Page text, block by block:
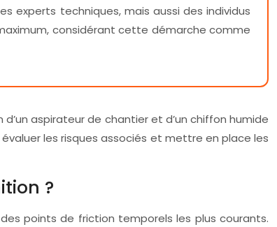
experts techniques, mais aussi des individus
considérant cette démarche comme
aspirateur de chantier et d’un chiffon humide
les risques associés et mettre en place les
?
points de friction temporels les plus courants.